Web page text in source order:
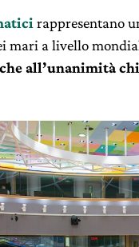
rappresentano
mari a livello
all’unanimità